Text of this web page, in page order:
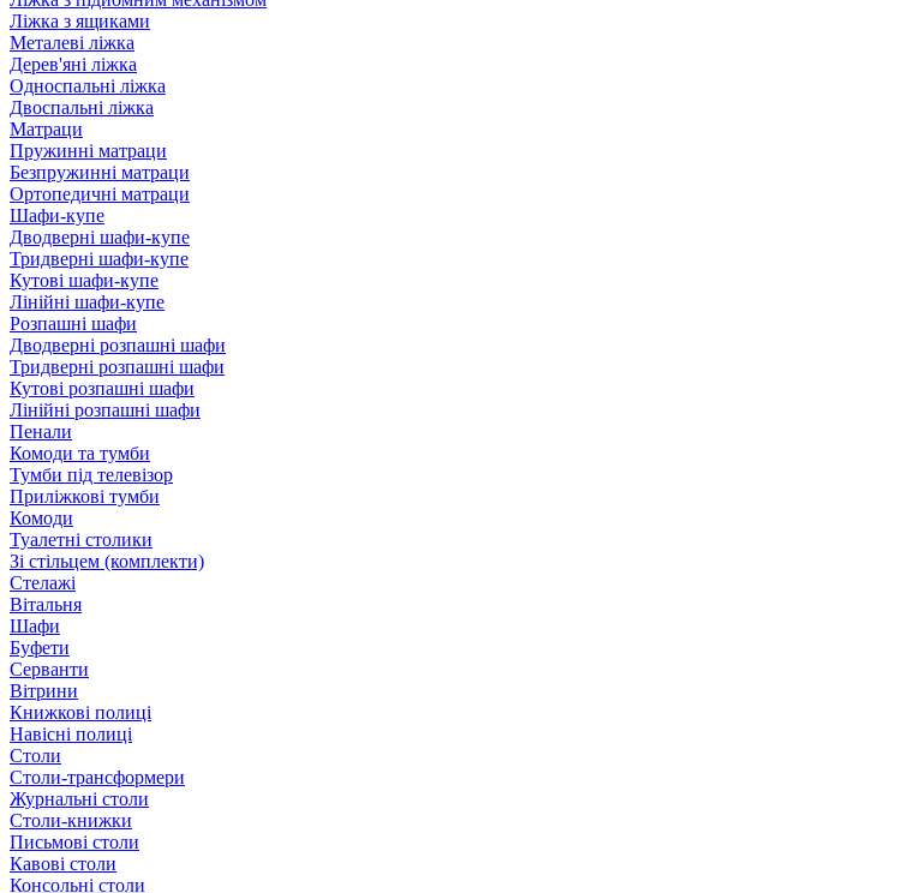
Ліжка з ящиками
Металеві ліжка
Дерев'яні ліжка
Односпальні ліжка
Двоспальні ліжка
Матраци
Пружинні матраци
Безпружинні матраци
Ортопедичні матраци
Шафи-купе
Дводверні шафи-купе
Тридверні шафи-купе
Кутові шафи-купе
Лінійні шафи-купе
Розпашні шафи
Дводверні розпашні шафи
Тридверні розпашні шафи
Кутові розпашні шафи
Лінійні розпашні шафи
Пенали
Комоди та тумби
Тумби під телевізор
Приліжкові тумби
Комоди
Туалетні столики
Зі стільцем (комплекти)
Стелажі
Вітальня
Шафи
Буфети
Серванти
Вітрини
Книжкові полиці
Навісні полиці
Столи
Столи-трансформери
Журнальні столи
Столи-книжки
Письмові столи
Кавові столи
Консольні столи